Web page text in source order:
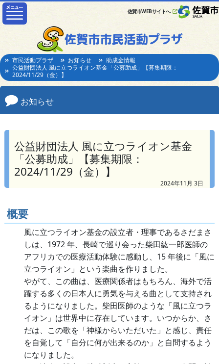
佐賀市WEBサイトへ
市民活動プラザ お知らせ
助成金情報
公益財団法人 風に立つライオン基金「公募助成」【募集期限：
2024/11/29（金）】
お知らせ
公益財団法人 風に立つライオン基金
「公募助成」【募集期限：
2024/11/29（金）】
2024年11月 3日
概要
風に立つライオン基金の設立者・理事であるさだまさ
しは、1972 年、長崎で巡り会った柴田紘一郎医師の
アフリカでの医療活動体験に感動し、15 年後に「風に
立つライオン」という楽曲を作りました。
やがて、この曲は、医療関係者はもちろん、海外で活
躍する多くの日本人に勇気を与える曲として支持され
るようになりました。柴田医師のような「風に立つラ
イオン」は世界中に存在しています。いつからか、さ
だは、この歌を「神様からいただいた」と感じ、責任
を自覚して「自分に何が出来るのか」と自問するよう
になりました。